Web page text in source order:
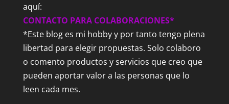
aquí:
CONTACTO PARA COLABORACIONES*
*Este blog es mi hobby y por tanto tengo plena
libertad para elegir propuestas. Solo colaboro
o comento productos y servicios que creo que
pueden aportar valor a las personas que lo
leen cada mes.